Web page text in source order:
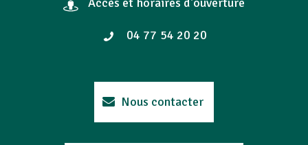
04 77 54 20 20
Nous contacter